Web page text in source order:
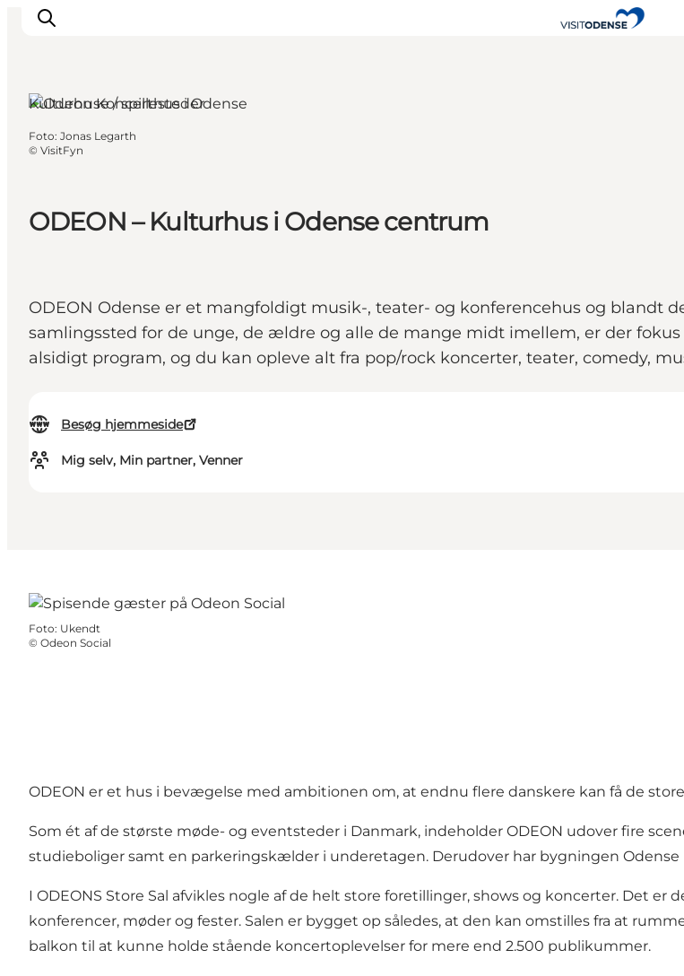
Oplev Odense
Inspiration
ODEON – Kulturhus i Odense centrum
ODEON Odense er et mangfoldigt musik-, teater- og konferencehus og blandt
samlingssted for de unge, de ældre og alle de mange midt imellem, er der
alsidigt program, og du kan opleve alt fra pop/rock koncerter, teater, comedy,
Besøg hjemmeside
Mig selv, Min partner, Venner
Kulturhuse / spillesteder
Foto: Jonas Legarth
© VisitFyn
Foto: Ukendt
© Odeon Social
ODEON er et hus i bevægelse med ambitionen om, at endnu flere danskere kan få de
Som ét af de største møde- og eventsteder i Danmark, indeholder ODEON udover fire
studieboliger samt en parkeringskælder i underetagen. Derudover har bygningen
I ODEONS Store Sal afvikles nogle af de helt store foretillinger, shows og koncerter. Det
konferencer, møder og fester. Salen er bygget op således, at den kan omstilles fra at
balkon til at kunne holde stående koncertoplevelser for mere end 2.500 publikummer.